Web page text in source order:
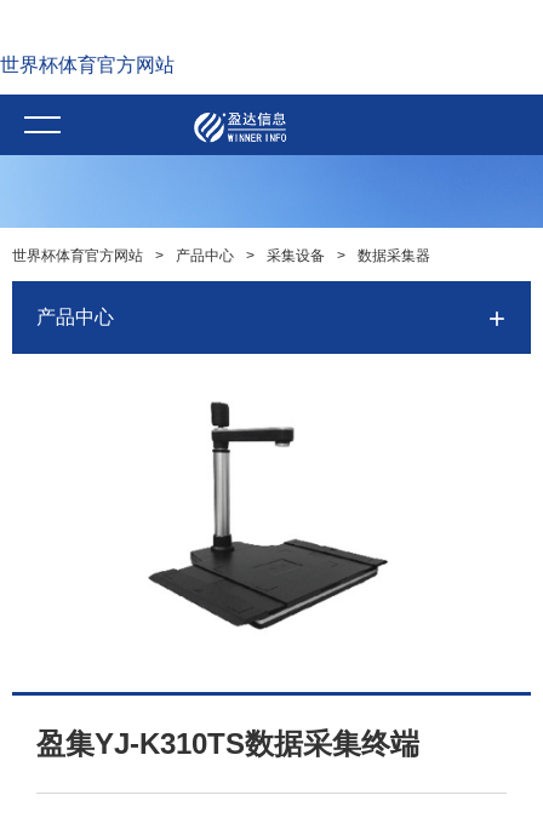
世界杯体育官方网站
世界杯体育官方网站 > 产品中心 > 采集设备 > 数据采集器
产品中心
盈集YJ-K310TS数据采集终端